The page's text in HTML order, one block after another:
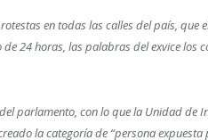
en todas las calles del país, que
24 horas, las palabras del exvice los
parlamento, con lo que la Unidad de
la categoría de “persona